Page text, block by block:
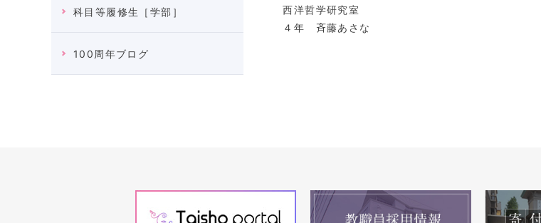
科目等履修生［学部］
100周年ブログ
西洋哲学研究室
４年 斉藤あさな